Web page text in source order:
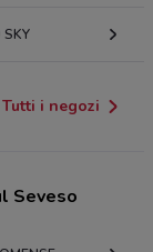
SKY
Tutti i negozi
Seveso